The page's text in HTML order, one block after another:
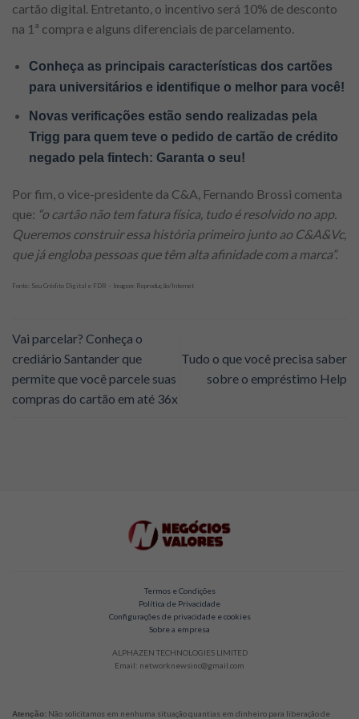
cartão digital. Entretanto, o incentivo será 10% de desconto
na 1ª compra e alguns diferenciais de parcelamento.
Conheça as principais características dos cartões
para universitários e identifique o melhor para você!
Novas verificações estão sendo realizadas pela
Trigg para quem teve o pedido de cartão de crédito
negado pela fintech: Garanta o seu!
Por fim, o vice-presidente da C&A, Fernando Brossi comenta
que: “o cartão não tem fatura física, tudo é resolvido no app.
Queremos construir essa história primeiro junto ao C&A&Vc,
que já engloba pessoas que têm alta afinidade com a marca”.
Fonte: Seu Crédito Digital e FDR – Imagem: Reprodução/Internet
Vai parcelar? Conheça o
crediário Santander que
permite que você parcele suas
compras do cartão em até 36x
Tudo o que você precisa saber
sobre o empréstimo Help
Termos e Condições
Política de Privacidade
Configurações de privacidade e cookies
Sobre a empresa
ALPHAZEN TECHNOLOGIES LIMITED
Email: networknewsinc@gmail.com
Atenção: Não solicitamos em nenhuma situação quantias em dinheiro para liberação de